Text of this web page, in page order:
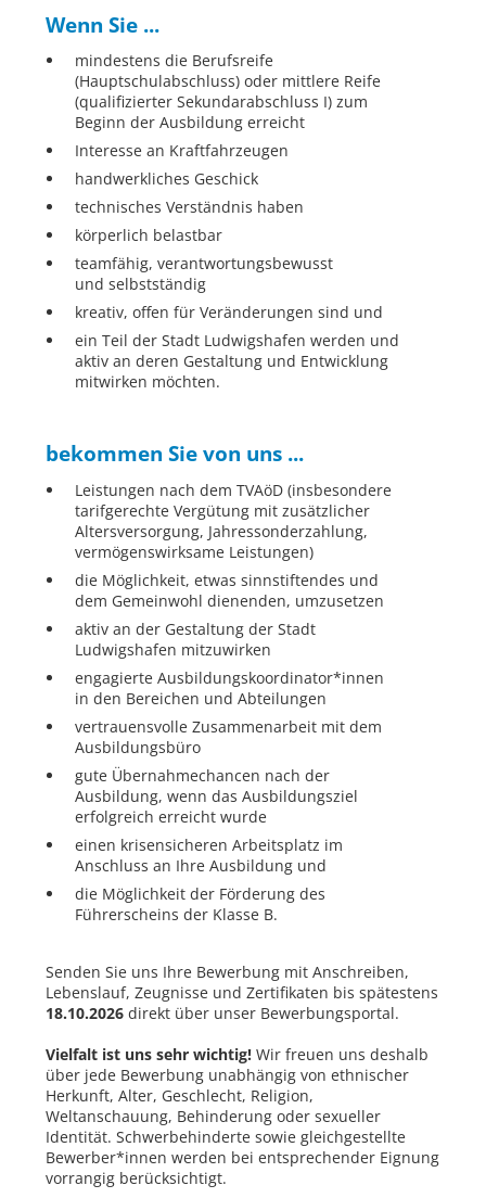
Wenn Sie ...
mindestens die Berufsreife
(Hauptschulabschluss) oder mittlere Reife
(qualifizierter Sekundarabschluss I) zum
Beginn der Ausbildung erreicht
Interesse an Kraftfahrzeugen
handwerkliches Geschick
technisches Verständnis haben
körperlich belastbar
teamfähig, verantwortungsbewusst
und selbstständig
kreativ, offen für Veränderungen sind und
ein Teil der Stadt Ludwigshafen werden und
aktiv an deren Gestaltung und Entwicklung
mitwirken möchten.
bekommen Sie von uns ...
Leistungen nach dem TVAöD (insbesondere
tarifgerechte Vergütung mit zusätzlicher
Altersversorgung, Jahressonderzahlung,
vermögenswirksame Leistungen)
die Möglichkeit, etwas sinnstiftendes und
dem Gemeinwohl dienenden, umzusetzen
aktiv an der Gestaltung der Stadt
Ludwigshafen mitzuwirken
engagierte Ausbildungskoordinator*innen
in den Bereichen und Abteilungen
vertrauensvolle Zusammenarbeit mit dem
Ausbildungsbüro
gute Übernahmechancen nach der
Ausbildung, wenn das Ausbildungsziel
erfolgreich erreicht wurde
einen krisensicheren Arbeitsplatz im
Anschluss an Ihre Ausbildung und
die Möglichkeit der Förderung des
Führerscheins der Klasse B.
Senden Sie uns Ihre Bewerbung mit Anschreiben,
Lebenslauf, Zeugnisse und Zertifikaten bis spätestens
18.10.2026 direkt über unser Bewerbungsportal.
Vielfalt ist uns sehr wichtig! Wir freuen uns deshalb
über jede Bewerbung unabhängig von ethnischer
Herkunft, Alter, Geschlecht, Religion,
Weltanschauung, Behinderung oder sexueller
Identität. Schwerbehinderte sowie gleichgestellte
Bewerber*innen werden bei entsprechender Eignung
vorrangig berücksichtigt.